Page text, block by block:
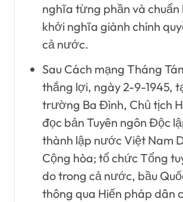
nghĩa từng phần và chuẩn
khởi nghĩa giành chính
cả nước.
Sau Cách mạng Tháng
thắng lợi, ngày 2-9-1945,
trường Ba Đình, Chủ tịch
đọc bản Tuyên ngôn Độc
thành lập nước Việt Nam
Cộng hòa; tổ chức Tổng
do trong cả nước, bầu
thông qua Hiến pháp dân